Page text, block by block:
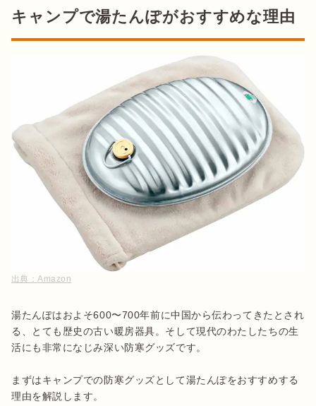
キャンプで湯たんぽがおすすめな理由
出典：Amazon
湯たんぽはおよそ600〜700年前に中国から伝わってきたとされ
る、とても歴史の古い暖房器具。そして現代のわたしたちの生
活にも非常になじみ深い防寒グッズです。
まずはキャンプでの防寒グッズとして湯たんぽをおすすめする
理由を解説します。